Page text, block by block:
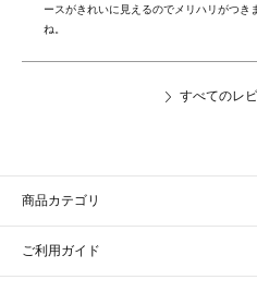
ースがきれいに見えるのでメリハリがつき
ね。
すべてのレ
商品カテゴリ
ご利用ガイド